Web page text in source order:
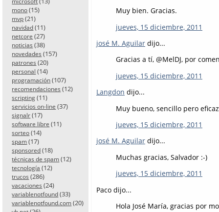
mono (15)
mvp (21)
navidad (11)
netcore (27)
noticias (38)
novedades (157)
patrones (20)
personal (14)
programación (107)
recomendaciones (12)
scripting (11)
servicios on-line (37)
signalr (17)
software libre (11)
sorteo (14)
spam (17)
sponsored (18)
técnicas de spam (12)
tecnología (12)
trucos (286)
vacaciones (24)
variablenotfound (33)
variablenotfound.com (20)
Muy bien. Gracias.
jueves, 15 diciembre, 2011
josé M. Aguilar dijo...
Gracias a tí, @MelDJ, por
jueves, 15 diciembre, 2011
Langdon dijo...
Muy bueno, sencillo pero
jueves, 15 diciembre, 2011
josé M. Aguilar dijo...
Muchas gracias, Salvador :-)
jueves, 15 diciembre, 2011
Paco dijo...
Hola José María, gracias por